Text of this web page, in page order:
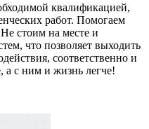
квалификацией,
работ. Помогаем
стоим на месте и
что позволяет выходить
соответственно и
а с ним и жизнь легче!